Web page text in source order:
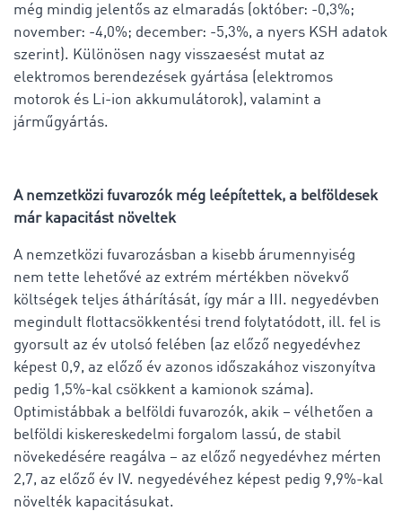
még mindig jelentős az elmaradás (október: -0,3%;
november: -4,0%; december: -5,3%, a nyers KSH adatok
szerint). Különösen nagy visszaesést mutat az
elektromos berendezések gyártása (elektromos
motorok és Li-ion akkumulátorok), valamint a
járműgyártás.
A nemzetközi fuvarozók még leépítettek, a belföldesek
már kapacitást növeltek
A nemzetközi fuvarozásban a kisebb árumennyiség
nem tette lehetővé az extrém mértékben növekvő
költségek teljes áthárítását, így már a III. negyedévben
megindult flottacsökkentési trend folytatódott, ill. fel is
gyorsult az év utolsó felében (az előző negyedévhez
képest 0,9, az előző év azonos időszakához viszonyítva
pedig 1,5%-kal csökkent a kamionok száma).
Optimistábbak a belföldi fuvarozók, akik – vélhetően a
belföldi kiskereskedelmi forgalom lassú, de stabil
növekedésére reagálva – az előző negyedévhez mérten
2,7, az előző év IV. negyedévéhez képest pedig 9,9%-kal
növelték kapacitásukat.